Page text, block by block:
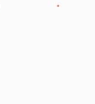
*